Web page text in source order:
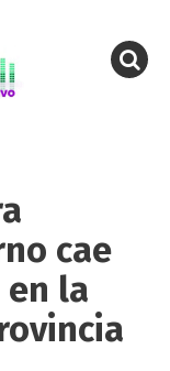
cae
la